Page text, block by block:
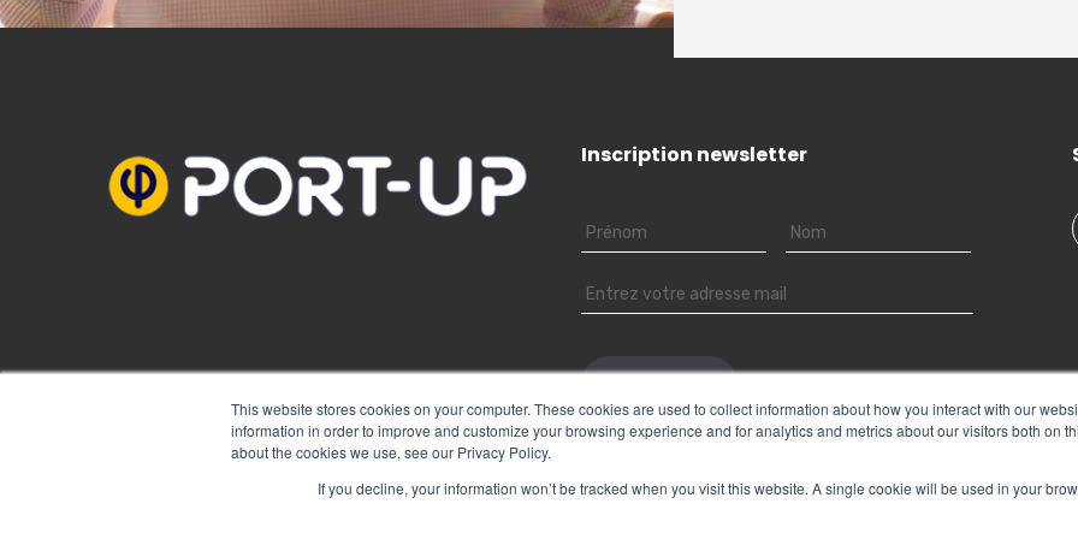
This website stores cookies on your computer. These cookies are used to collect information about how you interact with our
information in order to improve and customize your browsing experience and for analytics and metrics about our visitors both on
about the cookies we use, see our Privacy Policy.
If you decline, your information won’t be tracked when you visit this website. A single cookie will be used in your
Par ailleurs, le futur salarié porté
Inscription newsletter